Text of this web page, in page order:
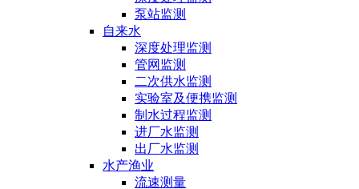
泵站监测
自来水
深度处理监测
管网监测
二次供水监测
实验室及便携监测
制水过程监测
进厂水监测
出厂水监测
水产渔业
流速测量